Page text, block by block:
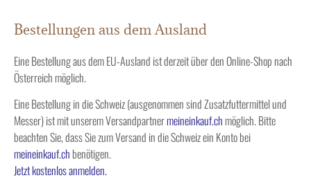
Bestellungen aus dem Ausland
Eine Bestellung aus dem EU-Ausland ist derzeit über den Online-Shop nach
Österreich möglich.
Eine Bestellung in die Schweiz (ausgenommen sind Zusatzfuttermittel und
Messer) ist mit unserem Versandpartnermeineinkauf.ch möglich. Bitte
beachten Sie, dass Sie zum Versand in die Schweiz ein Konto bei
meineinkauf.ch benötigen.
Jetzt kostenlos anmelden.